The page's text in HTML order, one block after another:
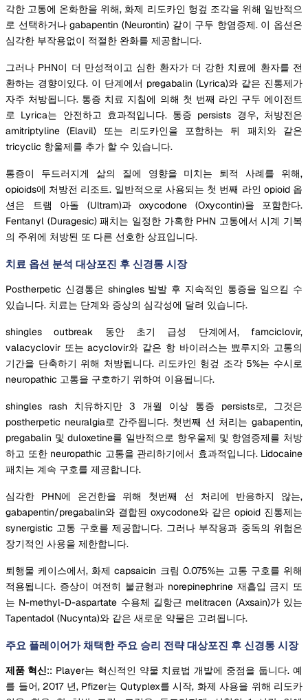
각한 고통에 온화한을 위해, 화제 리도카인 헝겊 조각을 위해 일반적으
로 선택하거나 gabapentin (Neurontin) 같이 구두 항염증제. 이 옵션은
심각한 부작용없이 적절한 완화를 제공합니다.
그러나 PHN이 더 만성적이고 심한 환자가 더 강한 치료에 환자를 전
환하는 경향이있다. 이 단계에서 pregabalin (Lyrica)와 같은 진통제가
자주 처방됩니다. 통증 치료 지침에 의해 첫 번째 라인 구두 에이전트
로 Lyrica는 안전하고 효과적입니다. 통증 persists 경우, 처방전은
amitriptyline (Elavil) 또는 리도카인을 포함하는 뒤 패치와 같은
tricyclic 항울제를 추가 할 수 있습니다.
통증이 두드러지게 삶의 질에 영향을 미치는 퇴적 사례를 위해,
opioids에 처방전 리조트. 일반적으로 사용되는 첫 번째 라인 opioid 옵
션은 트램 아돌 (Ultram)과 oxycodone (Oxycontin)을 포함한다.
Fentanyl (Duragesic) 패치는 일정한 가혹한 PHN 고통에서 시계 기복
의 주위에 처방된 또 다른 선호한 상표입니다.
치료 옵션 분석 대상포진 후 신경통 시장
Postherpetic 신경통은 shingles 발발 후 지속적인 통증을 일으킬 수
있습니다. 치료는 단계와 증상의 심각성에 달려 있습니다.
shingles outbreak 동안 초기 급성 단계에서, famciclovir,
valacyclovir 또는 acyclovir와 같은 항 바이러스는 뾰루지와 고통의
기간을 단축하기 위해 처방됩니다. 리도카인 헝겊 조각 5%는 수시로
neuropathic 고통을 구호하기 위하여 이용됩니다.
shingles rash 치유하지만 3 개월 이상 통증 persists로, 그것은
postherpetic neuralgia로 간주됩니다. 첫번째 선 처리는 gabapentin,
pregabalin 및 duloxetine를 일반적으로 항우울제 및 항염증제를 처방
하고 또한 neuropathic 고통을 관리하기에서 효과적입니다. Lidocaine
패치는 계속 구호를 제공합니다.
심각한 PHN에 온건한을 위해 첫번째 선 처리에 반응하지 않는,
gabapentin/pregabalin와 결합된 oxycodone와 같은 opioid 진통제는
synergistic 고통 구호를 제공합니다. 그러나 부작용과 중독의 위험은
장기적인 사용을 제한합니다.
퇴행물 케이스에서, 화제 capsaicin 크림 0.075%는 고통 구호를 위해
적용됩니다. 증상이 여전히 불균형과 norepinephrine 재흡입 금지 또
는 N-methyl-D-aspartate 수용체 길항근 melitracen (Axsain)가 있는
Tapentadol (Nucynta)와 같은 새로운 약물은 고려됩니다.
주요 플레이어가 채택한 주요 승리 전략 대상포진 후 신경통 시장
제품 혁신:: Player는 혁신적인 약물 치료법 개발에 중점을 둡니다. 예
를 들어, 2017 년, Pfizer는 Qutyplex를 시작, 화제 사용을 위해 리도카